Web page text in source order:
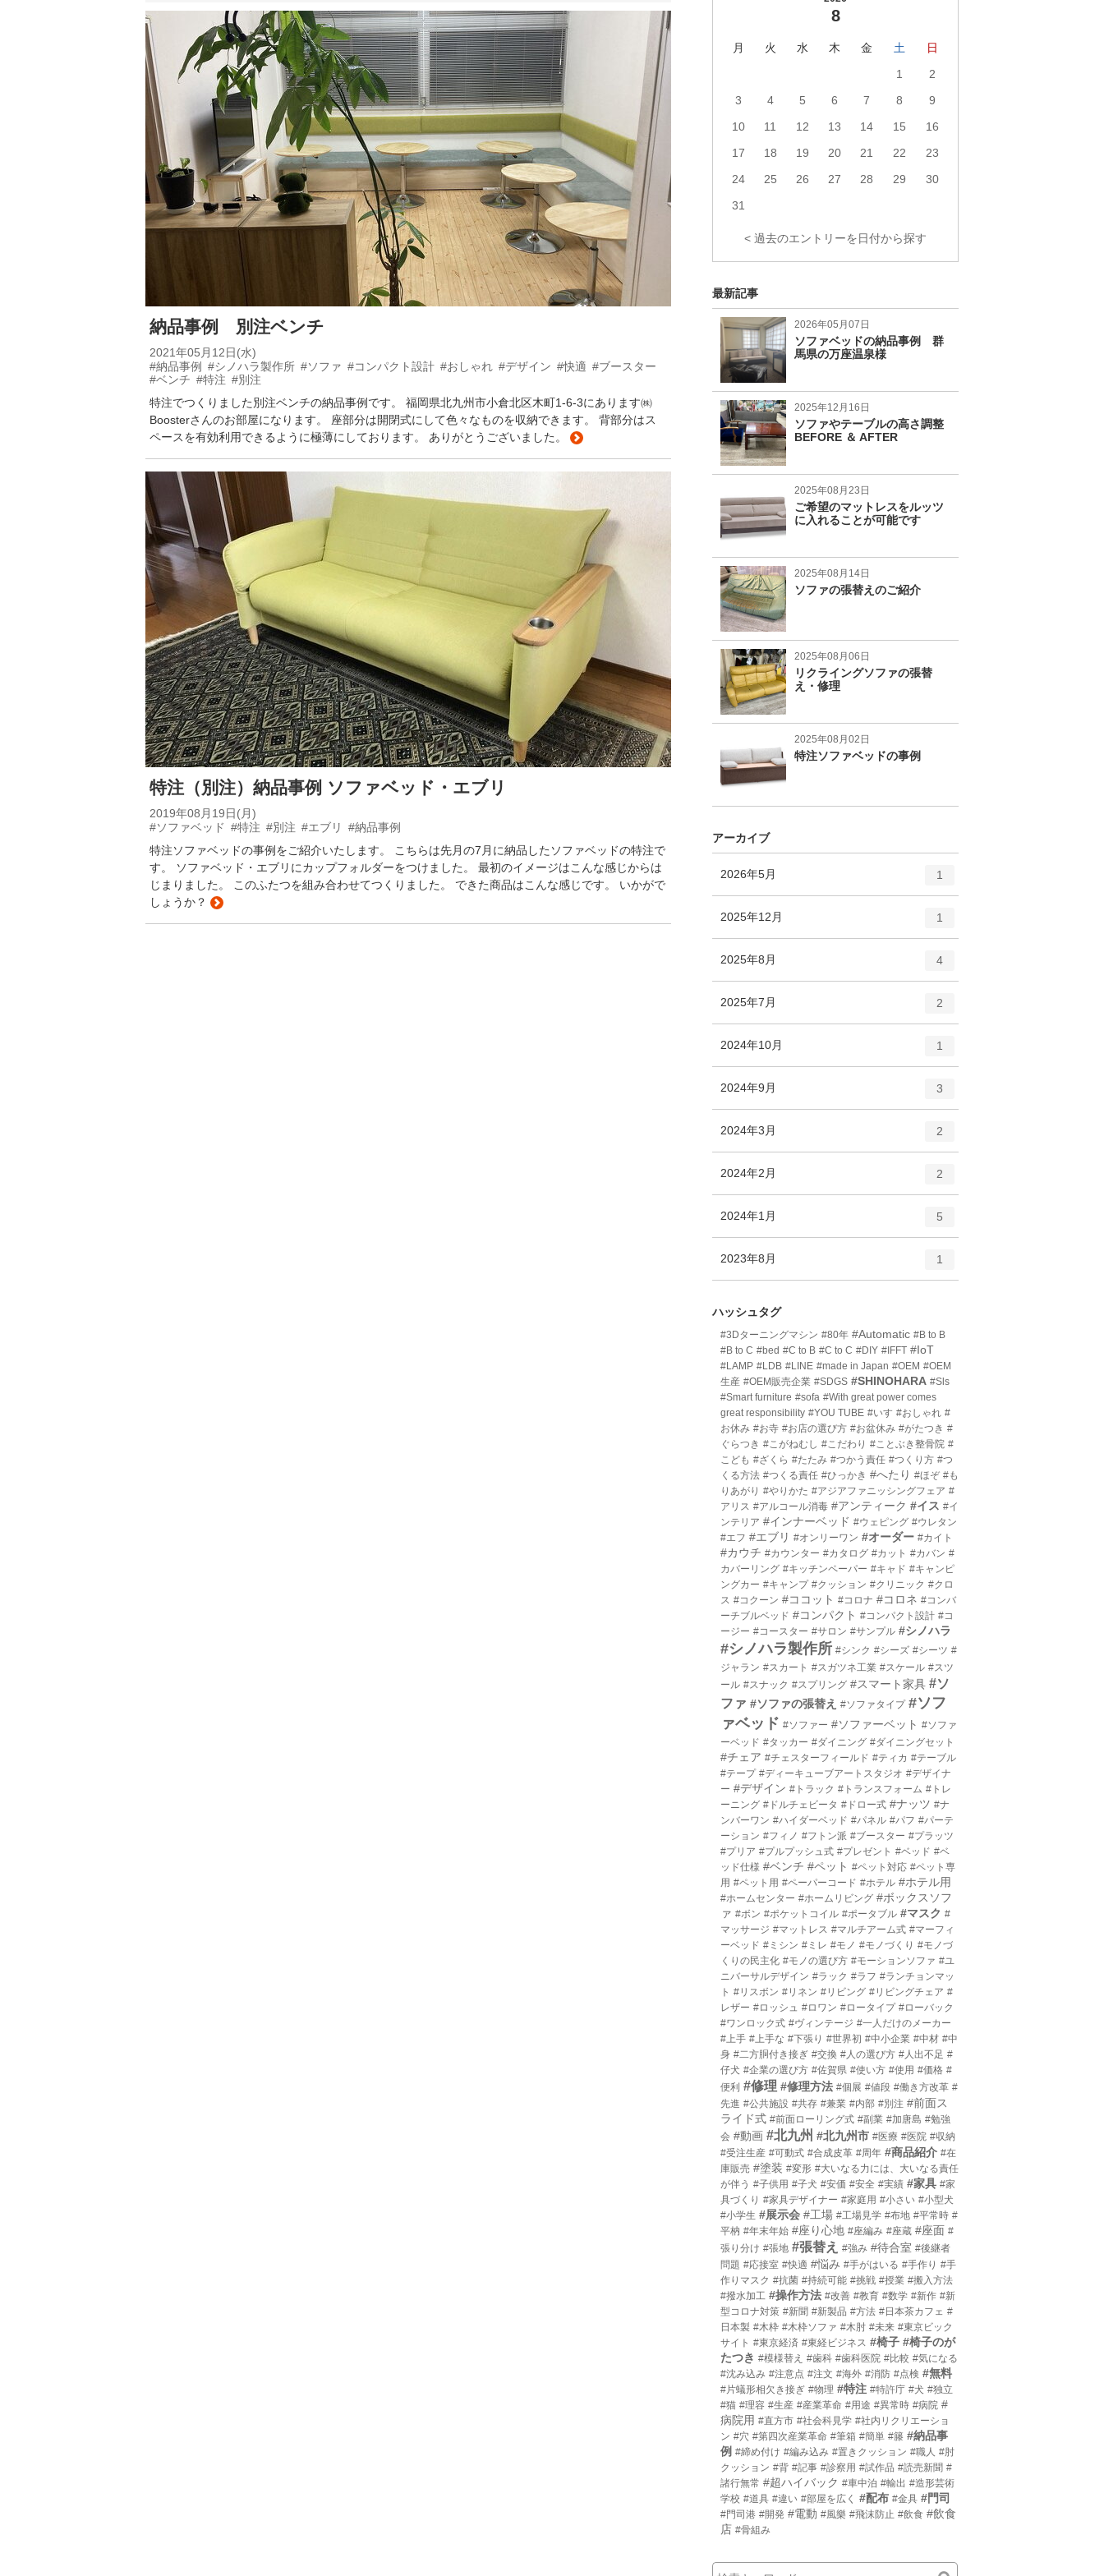
納品事例 別注ベンチ
2021年05月12日(水)
#納品事例
#シノハラ製作所 #ソファ #コンパクト設計 #おしゃれ #デザイン #快適 #ブースター
#ベンチ #特注 #別注
特注でつくりました別注ベンチの納品事例です。 福岡県北九州市小倉北区木町1-6-3にあります㈱
Boosterさんのお部屋になります。 座部分は開閉式にして色々なものを収納できます。 背部分はス
ペースを有効利用できるように極薄にしております。 ありがとうございました。
特注（別注）納品事例 ソファベッド・エブリ
2019年08月19日(月)
#ソファベッド #特注 #別注 #エブリ
#納品事例
特注ソファベッドの事例をご紹介いたします。 こちらは先月の7月に納品したソファベッドの特注で
す。 ソファベッド・エブリにカップフォルダーをつけました。 最初のイメージはこんな感じからは
じまりました。 このふたつを組み合わせてつくりました。 できた商品はこんな感じです。 いかがで
しょうか？
8
月 火 水 木 金 土
日
1
2
3
4 5 6 7 8
9
10
11 12 13 14 15
16
17
18 19 20 21 22
23
24
25 26 27 28 29
30
31
< 過去のエントリーを日付から探す
最新記事
2026年05月07日
ソファベッドの納品事例 群
馬県の万座温泉様
2025年12月16日
ソファやテーブルの高さ調整
BEFORE ＆ AFTER
2025年08月23日
ご希望のマットレスをルッツ
に入れることが可能です
2025年08月14日
ソファの張替えのご紹介
2025年08月06日
リクライングソファの張替
え・修理
2025年08月02日
特注ソファベッドの事例
アーカイブ
2026年5月
リ
ー
1
2025年12月
ー
1
2025年8月
ー
数
4
2025年7月
リ
ー
2
2024年10月
ー
1
2024年9月
ー
3
2024年3月
ー
2
2024年2月
ー
2
2024年1月
ー
5
2023年8月
リ
数
1
ハッシュタグ
#3Dターニングマシン #80年 #Automatic #B to B
#B to C #bed #C to B #C to C #DIY #IFFT #IoT
#LAMP #LDB #LINE #made in Japan #OEM #OEM
生産 #OEM販売企業 #SDGS #SHINOHARA #Sls
#Smart furniture #sofa #With great power comes
great responsibility #YOU TUBE #いす #おしゃれ #
お休み #お寺 #お店の選び方 #お盆休み #がたつき #
ぐらつき #こがねむし #こだわり #ことぶき整骨院 #
こども #ざくら #たたみ #つかう責任 #つくり方 #つ
くる方法 #つくる責任 #ひっかき #へたり #ほぞ #も
りあがり #やりかた #アジアファニッシングフェア #
アリス #アルコール消毒 #アンティーク #イス #イ
ンテリア #インナーベッド #ウェピング #ウレタン
#エフ #エブリ #オンリーワン #オーダー #カイト
#カウチ #カウンター #カタログ #カット #カバン #
カバーリング #キッチンペーパー #キャド #キャンピ
ングカー #キャンプ #クッション #クリニック #クロ
ス #コクーン #ココット #コロナ #コロネ #コンバ
ーチブルベッド #コンパクト #コンパクト設計 #コ
ージー #コースター #サロン #サンプル #シノハラ
#シノハラ製作所 #シンク #シーズ #シーツ #
ジャラン #スカート #スガツネ工業 #スケール #スツ
ール #スナック #スプリング #スマート家具 #ソ
ファ #ソファの張替え #ソファタイプ #ソフ
ァベッド #ソファー #ソファーベット #ソファ
ーベッド #タッカー #ダイニング #ダイニングセット
#チェア #チェスターフィールド #ティカ #テーブル
#テープ #ディーキューブアートスタジオ #デザイナ
ー #デザイン #トラック #トランスフォーム #トレ
ーニング #ドルチェビータ #ドロー式 #ナッツ #ナ
ンバーワン #ハイダーベッド #パネル #パフ #パーテ
ーション #フィノ #フトン派 #ブースター #プラッツ
#プリア #プルプッシュ式 #プレゼント #ベッド #ベ
ッド仕様 #ベンチ #ペット #ペット対応 #ペット専
用 #ペット用 #ペーパーコード #ホテル #ホテル用
#ホームセンター #ホームリビング #ボックスソフ
ァ #ボン #ポケットコイル #ポータブル #マスク #
マッサージ #マットレス #マルチアーム式 #マーフィ
ーベッド #ミシン #ミレ #モノ #モノづくり #モノづ
くりの民主化 #モノの選び方 #モーションソファ #ユ
ニバーサルデザイン #ラック #ラフ #ランチョンマッ
ト #リスボン #リネン #リビング #リビングチェア #
レザー #ロッシュ #ロワン #ロータイプ #ローバック
#ワンロック式 #ヴィンテージ #一人だけのメーカー
#上手 #上手な #下張り #世界初 #中小企業 #中材 #中
身 #二方胴付き接ぎ #交換 #人の選び方 #人出不足 #
仔犬 #企業の選び方 #佐賀県 #使い方 #使用 #価格 #
便利 #修理 #修理方法 #個展 #値段 #働き方改革 #
先進 #公共施設 #共存 #兼業 #内部 #別注 #前面ス
ライド式 #前面ローリング式 #副業 #加唐島 #勉強
会 #動画 #北九州 #北九州市 #医療 #医院 #収納
#受注生産 #可動式 #合成皮革 #周年 #商品紹介 #在
庫販売 #塗装 #変形 #大いなる力には、大いなる責任
が伴う #子供用 #子犬 #安価 #安全 #実績 #家具 #家
具づくり #家具デザイナー #家庭用 #小さい #小型犬
#小学生 #展示会 #工場 #工場見学 #布地 #平常時 #
平枘 #年末年始 #座り心地 #座編み #座蔵 #座面 #
張り分け #張地 #張替え #強み #待合室 #後継者
問題 #応接室 #快適 #悩み #手がはいる #手作り #手
作りマスク #抗菌 #持続可能 #挑戦 #授業 #搬入方法
#撥水加工 #操作方法 #改善 #教育 #数学 #新作 #新
型コロナ対策 #新聞 #新製品 #方法 #日本茶カフェ #
日本製 #木枠 #木枠ソファ #木肘 #未来 #東京ビック
サイト #東京経済 #東経ビジネス #椅子 #椅子のが
たつき #模様替え #歯科 #歯科医院 #比較 #気になる
#沈み込み #注意点 #注文 #海外 #消防 #点検 #無料
#片蟻形相欠き接ぎ #物理 #特注 #特許庁 #犬 #独立
#猫 #理容 #生産 #産業革命 #用途 #異常時 #病院 #
病院用 #直方市 #社会科見学 #社内リクリエーショ
ン #穴 #第四次産業革命 #筆箱 #簡単 #籐 #納品事
例 #締め付け #編み込み #置きクッション #職人 #肘
クッション #背 #記事 #診察用 #試作品 #読売新聞 #
諸行無常 #超ハイバック #車中泊 #輸出 #造形芸術
学校 #道具 #違い #部屋を広く #配布 #金具 #門司
#門司港 #開発 #電動 #風樂 #飛沫防止 #飲食 #飲食
店 #骨組み